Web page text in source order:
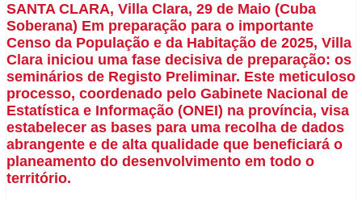
SANTA CLARA, Villa Clara, 29 de Maio (Cuba
Soberana) Em preparação para o importante
Censo da População e da Habitação de 2025, Villa
Clara iniciou uma fase decisiva de preparação: os
seminários de Registo Preliminar. Este meticuloso
processo, coordenado pelo Gabinete Nacional de
Estatística e Informação (ONEI) na província, visa
estabelecer as bases para uma recolha de dados
abrangente e de alta qualidade que beneficiará o
planeamento do desenvolvimento em todo o
território.